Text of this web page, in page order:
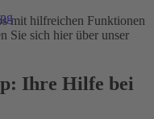
mit hilfreichen Funktionen
Sie sich hier über unser
Ihre Hilfe bei